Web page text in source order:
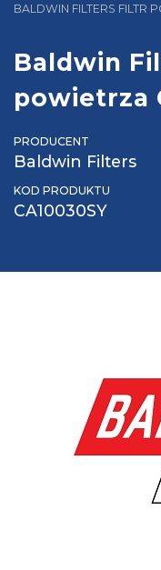
BALDWIN FILTERS FILTR
Baldwin
powietrza
PRODUCENT
Baldwin Filters
KOD PRODUKTU
CA10030SY